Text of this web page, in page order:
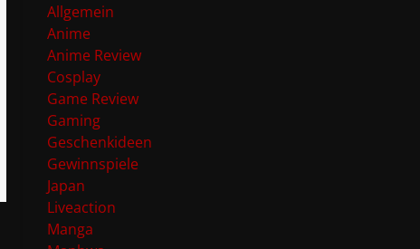
Allgemein
Anime
Anime Review
Cosplay
Game Review
Gaming
Geschenkideen
Gewinnspiele
Japan
Liveaction
Manga